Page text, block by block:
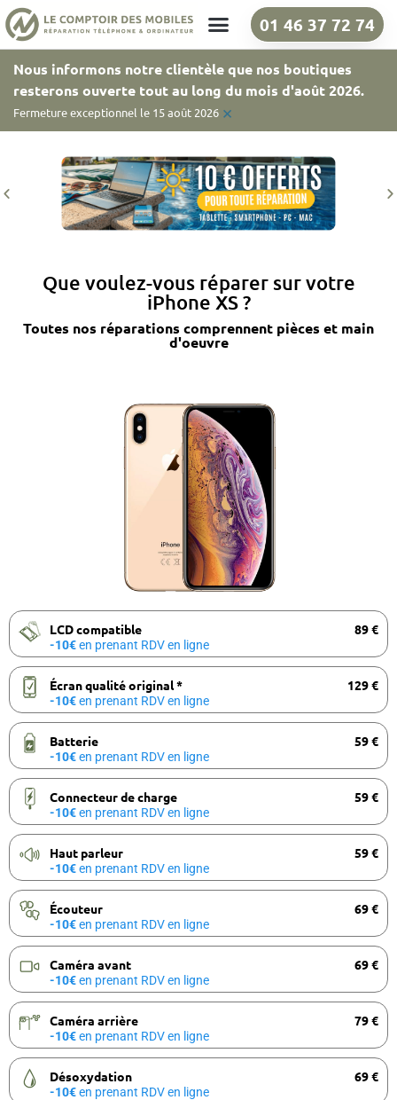
01 46 37 72 74
Nous informons notre clientèle que nos boutiques
resterons ouverte tout au long du mois d'août 2026.
Fermeture exceptionnel le 15 août 2026 ×
Que voulez-vous réparer sur votre
iPhone XS ?
Toutes nos réparations comprennent pièces et main
d'oeuvre
LCD compatible 89 €
-10€en prenant RDV en ligne
Écran qualité original * 129 €
-10€en prenant RDV en ligne
Batterie 59 €
-10€en prenant RDV en ligne
Connecteur de charge 59 €
-10€en prenant RDV en ligne
Haut parleur 59 €
-10€en prenant RDV en ligne
Écouteur 69 €
-10€en prenant RDV en ligne
Caméra avant 69 €
-10€en prenant RDV en ligne
Caméra arrière 79 €
-10€en prenant RDV en ligne
Désoxydation 69 €
-10€en prenant RDV en ligne